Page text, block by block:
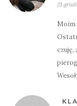
21
Moim
czuję,